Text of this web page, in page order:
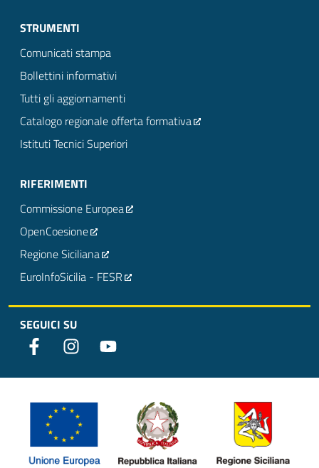
STRUMENTI
Comunicati stampa
Bollettini informativi
Tutti gli aggiornamenti
Catalogo regionale offerta formativa
Istituti Tecnici Superiori
RIFERIMENTI
Commissione Europea
OpenCoesione
Regione Siciliana
EuroInfoSicilia - FESR
SEGUICI SU